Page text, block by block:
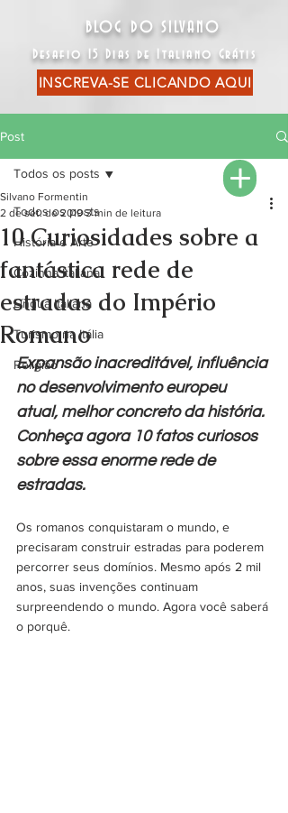
BLOG DO SILVANO
Desafio 15 Dias de Italiano Grátis
INSCREVA-SE CLICANDO AQUI
Post
Todos os posts
História e Arte
Cozinha Italiana
Língua Italiana
Turismo na Itália
Religião
Todos os posts
10 Curiosidades sobre a
fantástica rede de
estradas do Império
Romano
Silvano Formentin
2 de set. de 2019 3 min de leitura
Expansão inacreditável, influência
no desenvolvimento europeu
atual, melhor concreto da história.
Conheça agora 10 fatos curiosos
sobre essa enorme rede de
estradas.
Os romanos conquistaram o mundo, e
precisaram construir estradas para poderem
percorrer seus domínios. Mesmo após 2 mil
anos, suas invenções continuam
surpreendendo o mundo. Agora você saberá
o porquê.